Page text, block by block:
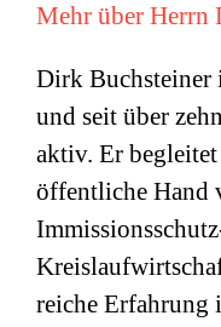
Mehr über Herrn
Dirk Buchsteiner
und seit über
aktiv. Er
öffentliche Hand
reiche Erfahrung